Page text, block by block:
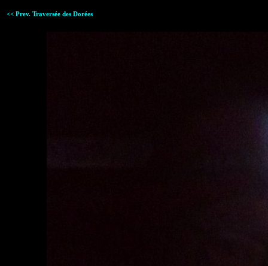
<< Prev. Traversée des Dorées